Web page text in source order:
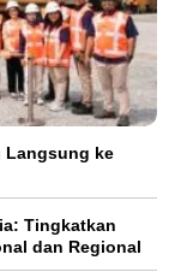
Langsung ke
Tingkatkan
dan Regional